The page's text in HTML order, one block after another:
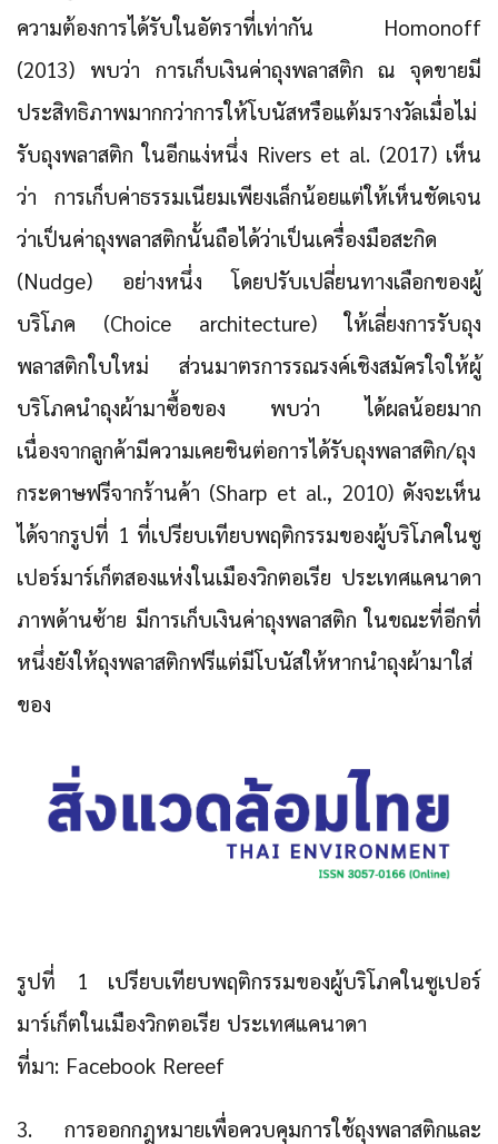
ความต้องการได้รับในอัตราที่เท่ากัน Homonoff
(2013) พบว่า การเก็บเงินค่าถุงพลาสติก ณ จุดขายมี
ประสิทธิภาพมากกว่าการให้โบนัสหรือแต้มรางวัลเมื่อไม่
รับถุงพลาสติก ในอีกแง่หนึ่ง Rivers et al. (2017) เห็น
ว่า การเก็บค่าธรรมเนียมเพียงเล็กน้อยแต่ให้เห็นชัดเจน
ว่าเป็นค่าถุงพลาสติกนั้นถือได้ว่าเป็นเครื่องมือสะกิด
(Nudge) อย่างหนึ่ง โดยปรับเปลี่ยนทางเลือกของผู้
บริโภค (Choice architecture) ให้เลี่ยงการรับถุง
พลาสติกใบใหม่ ส่วนมาตรการรณรงค์เชิงสมัครใจให้ผู้
บริโภคนำถุงผ้ามาซื้อของ พบว่า ได้ผลน้อยมาก
เนื่องจากลูกค้ามีความเคยชินต่อการได้รับถุงพลาสติก/ถุง
กระดาษฟรีจากร้านค้า (Sharp et al., 2010) ดังจะเห็น
ได้จากรูปที่ 1 ที่เปรียบเทียบพฤติกรรมของผู้บริโภคในซู
เปอร์มาร์เก็ตสองแห่งในเมืองวิกตอเรีย ประเทศแคนาดา
ภาพด้านซ้าย มีการเก็บเงินค่าถุงพลาสติก ในขณะที่อีกที่
หนึ่งยังให้ถุงพลาสติกฟรีแต่มีโบนัสให้หากนำถุงผ้ามาใส่
ของ
รูปที่ 1 เปรียบเทียบพฤติกรรมของผู้บริโภคในซูเปอร์
มาร์เก็ตในเมืองวิกตอเรีย ประเทศแคนาดา
ที่มา: Facebook Rereef
3. การออกกฎหมายเพื่อควบคุมการใช้ถุงพลาสติกและ